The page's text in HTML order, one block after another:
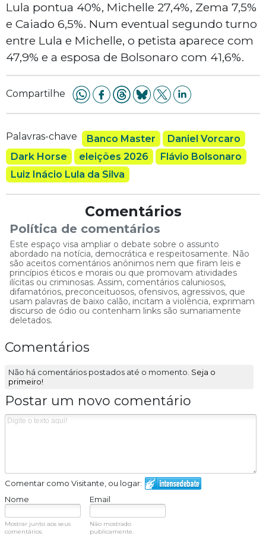
Lula pontua 40%, Michelle 27,4%, Zema 7,5%
e Caiado 6,5%. Num eventual segundo turno
entre Lula e Michelle, o petista aparece com
47,9% e a esposa de Bolsonaro com 41,6%.
Compartilhe
Palavras-chave Banco Master
Daniel Vorcaro
Dark Horse
eleições 2026
Flávio Bolsonaro
Luiz Inácio Lula da Silva
Comentários
Política de comentários
Este espaço visa ampliar o debate sobre o assunto
abordado na notícia, democrática e respeitosamente. Não
são aceitos comentários anônimos nem que firam leis e
princípios éticos e morais ou que promovam atividades
ilícitas ou criminosas. Assim, comentários caluniosos,
difamatórios, preconceituosos, ofensivos, agressivos, que
usam palavras de baixo calão, incitam a violência, exprimam
discurso de ódio ou contenham links são sumariamente
deletados.
Comentários
Não há comentários postados até o momento. Seja o
primeiro!
Postar um novo comentário
Comentar como Visitante, ou logar:
Nome
Email
Mostrar junto aos seus
comentários.
Não mostrado
publicamente.